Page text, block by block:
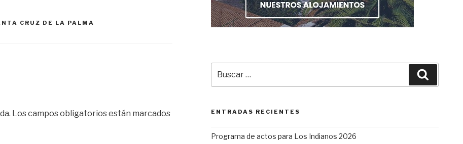
CRUZ DE LA PALMA
Los campos obligatorios están marcados
por:
ENTRADAS RECIENTES
Programa de actos para Los Indianos 2026